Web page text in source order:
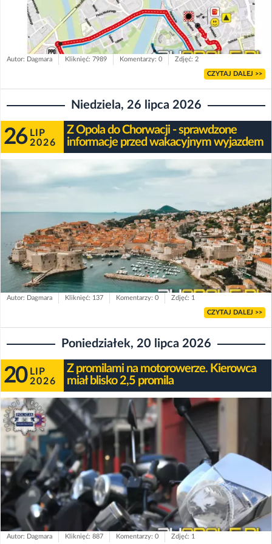
Autor: Dagmara Kliknięć: 7989 Komentarzy: 0 Zdjęć: 2
CZYTAJ DALEJ >>
Niedziela, 26 lipca 2026
26 LIP
2026
Z Opola do Chorwacji - sprawdzone
informacje przed wakacyjnym wyjazdem
Autor: Dagmara Kliknięć: 137 Komentarzy: 0 Zdjęć: 1
CZYTAJ DALEJ >>
Poniedziałek, 20 lipca 2026
20 LIP
2026
Z promilami na motorowerze. Kierowca
miał blisko 2,5 promila
Autor: Dagmara Kliknięć: 887 Komentarzy: 0 Zdjęć: 1